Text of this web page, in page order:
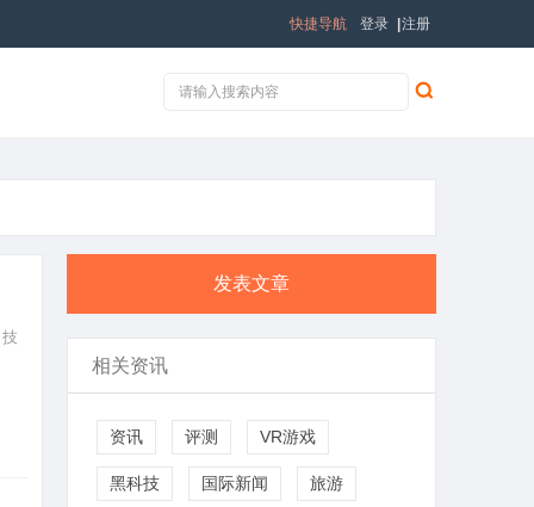
登录 注册
快捷导航
发表文章
相关资讯
资讯 评测 VR游戏
黑科技 国际新闻 旅游